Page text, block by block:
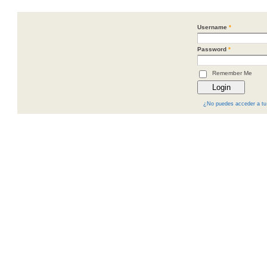
Username*
Password*
Remember Me
¿No puedes acceder a